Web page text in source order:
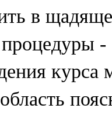
в
-
курса